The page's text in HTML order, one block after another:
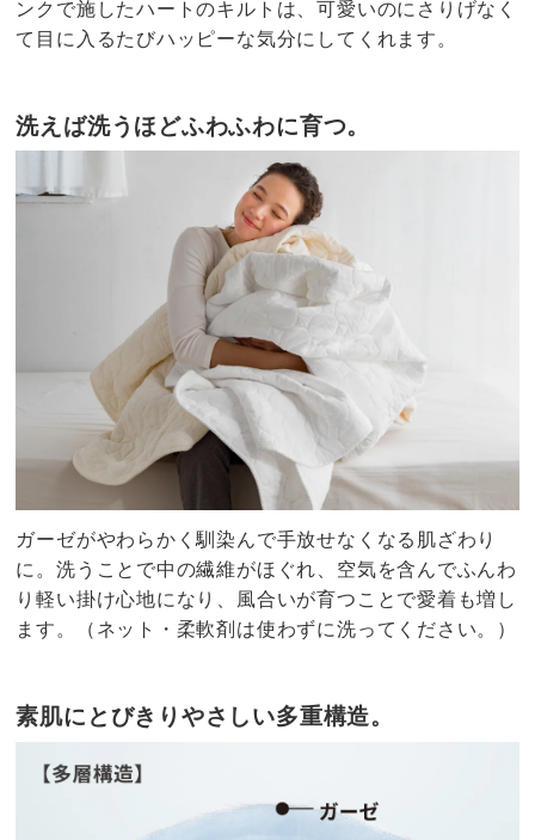
ンクで施したハートのキルトは、可愛いのにさりげなく
て目に入るたびハッピーな気分にしてくれます。
洗えば洗うほどふわふわに育つ。
ガーゼがやわらかく馴染んで手放せなくなる肌ざわり
に。洗うことで中の繊維がほぐれ、空気を含んでふんわ
り軽い掛け心地になり、風合いが育つことで愛着も増し
ます。（ネット・柔軟剤は使わずに洗ってください。）
素肌にとびきりやさしい多重構造。